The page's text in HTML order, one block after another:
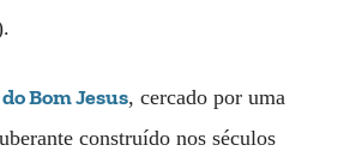
Bom Jesus, cercado por uma
construído nos séculos